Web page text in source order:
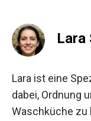
Lara
Lara ist eine
dabei, Ordnung
Waschküche zu